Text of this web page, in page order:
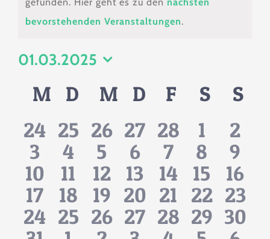
Hinweis
bevorstehenden Veranstaltungen.
01.03.2025
wählen.
Kalender
von
Veranstaltungen
M MONTAG
D DIENSTAG
M MITTWOCH
D F FREITAG
S S
0
Veranstaltungen
24 0
Veranstaltungen
25 0
Veranstaltungen
26 0
27 0
28
0
1
0
2
0
Veranstaltungen
3
0
Veranstaltungen
4
0
Veranstaltungen
5
0
6
0
7
0
8
0
9
0
Veranstaltungen
10
0
Veranstaltungen
11
0
Veranstaltungen
12
0
13
0
14
0
15
0
16
0
Veranstaltungen
17
0
Veranstaltungen
18
0
Veranstaltungen
19 0
20 0
21
0
22 0
23
0
24 0
25 0
26 0
27 0
28 0
29 0
30